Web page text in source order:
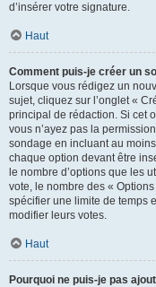
d’insérer votre signature.
Haut
Comment puis-je créer un
Lorsque vous rédigez un
sujet, cliquez sur l’onglet «
principal de rédaction. Si cet
vous n’ayez pas la
sondage en incluant au
chaque option devant être
le nombre d’options que les
vote, le nombre des «
spécifier une limite de temps
modifier leurs votes.
Haut
Pourquoi ne puis-je pas